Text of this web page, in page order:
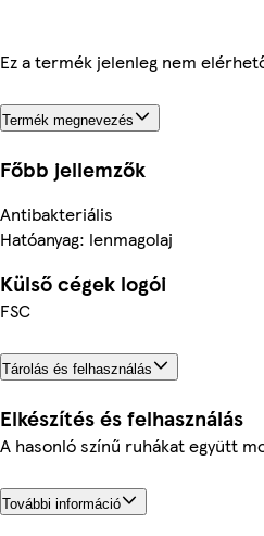
Ez a termék jelenleg nem
Termék megnevezés
Főbb jellemzők
Antibakteriális
Hatóanyag: lenmagolaj
Külső cégek logói
FSC
Tárolás és felhasználás
Elkészítés és felhasználás
A hasonló színű ruhákat együtt
További információ